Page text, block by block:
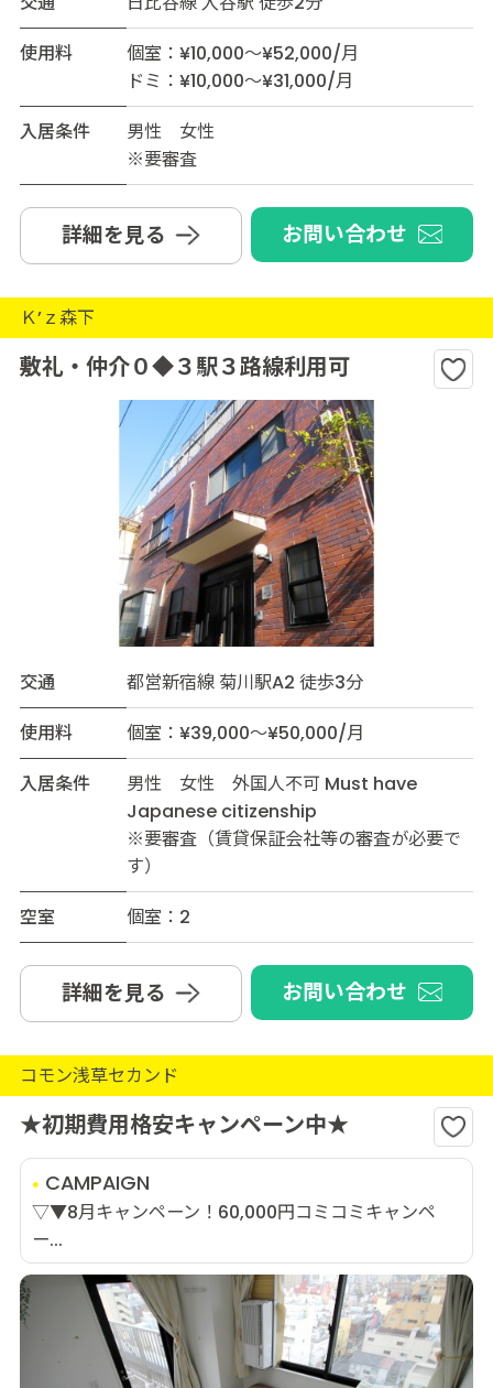
使用料
個室：¥10,000～¥52,000/月
ドミ：¥10,000～¥31,000/月
入居条件
男性 女性
※要審査
詳細を見る お問い合わせ
Ｋ’ｚ森下
敷礼・仲介０◆３駅３路線利用可
交通
都営新宿線 菊川駅A2 徒歩3分
使用料
個室：¥39,000～¥50,000/月
入居条件
男性 女性 外国人不可 Must have
Japanese citizenship
※要審査（賃貸保証会社等の審査が必要で
す）
空室
個室：2
詳細を見る お問い合わせ
コモン浅草セカンド
★初期費用格安キャンペーン中★
CAMPAIGN
▽▼8月キャンペーン！60,000円コミコミキャンペ
ー...